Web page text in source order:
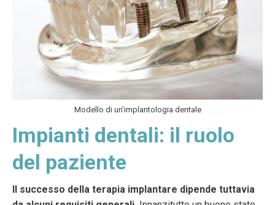
Modello di un’implantologia dentale
Impianti dentali: il ruolo
del paziente
Il successo della terapia implantare dipende tuttavia